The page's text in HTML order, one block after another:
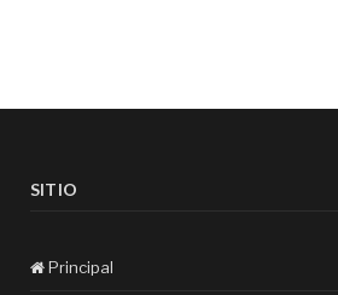
SITIO
Principal